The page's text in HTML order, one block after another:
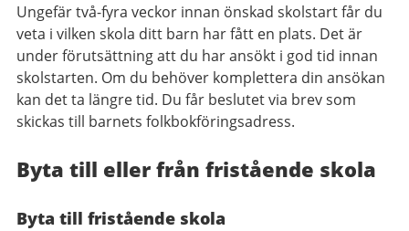
Ungefär två-fyra veckor innan önskad skolstart får du
veta i vilken skola ditt barn har fått en plats. Det är
under förutsättning att du har ansökt i god tid innan
skolstarten. Om du behöver komplettera din ansökan
kan det ta längre tid. Du får beslutet via brev som
skickas till barnets folkbokföringsadress.
Byta till eller från fristående skola
Byta till fristående skola